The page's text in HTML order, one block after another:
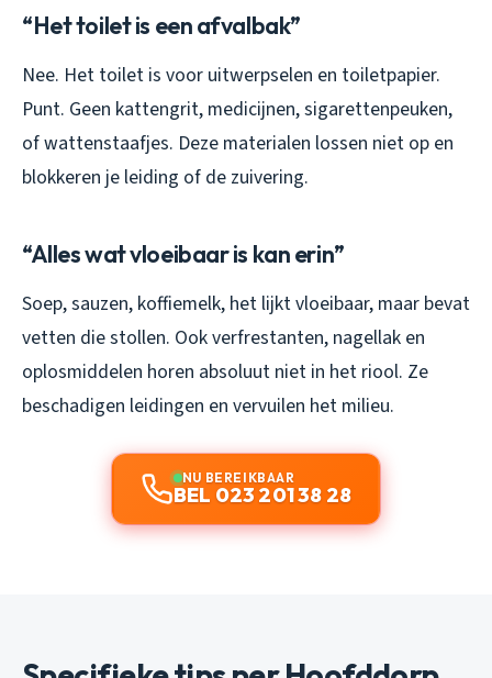
“Het toilet is een afvalbak”
Nee. Het toilet is voor uitwerpselen en toiletpapier.
Punt. Geen kattengrit, medicijnen, sigarettenpeuken,
of wattenstaafjes. Deze materialen lossen niet op en
blokkeren je leiding of de zuivering.
“Alles wat vloeibaar is kan erin”
Soep, sauzen, koffiemelk, het lijkt vloeibaar, maar bevat
vetten die stollen. Ook verfrestanten, nagellak en
oplosmiddelen horen absoluut niet in het riool. Ze
beschadigen leidingen en vervuilen het milieu.
NU BEREIKBAAR
BEL 023 201 38 28